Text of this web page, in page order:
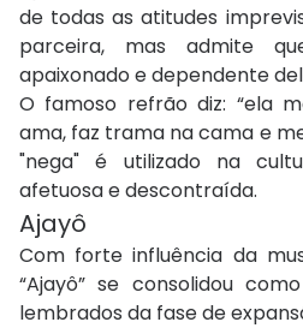
de todas as atitudes
parceira, mas admite
apaixonado e dependente
O famoso refrão diz: “ela
ama, faz trama na cama e
"nega" é utilizado na
afetuosa e descontraída.
Ajayô
Com forte influência da
“Ajayô” se consolidou
lembrados da fase de